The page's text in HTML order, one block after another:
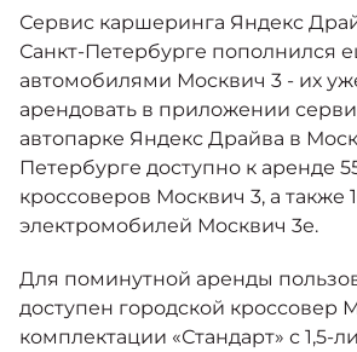
Яркий
от 2 237 000 ₽*
Москвич 3 с
управлением
Кроссовер,
от 2 069 000 ₽*
Кредитные программы
Спецпредложения
Страховые программы
Моторное масло
СЕРВИСНЫЕ АКЦИИ
АКСЕССУАРЫ
КОНТАКТЫ
Сервис каршеринга Яндекс
Санкт-Петербурге пополнился
автомобилями Москвич 3 - их
арендовать в приложении
автопарке Яндекс Драйва в
Петербурге доступно к аренде
кроссоверов Москвич 3, а также
электромобилей Москвич 3е.
Для поминутной аренды
доступен городской кроссовер
комплектации «Стандарт» с 1,5-